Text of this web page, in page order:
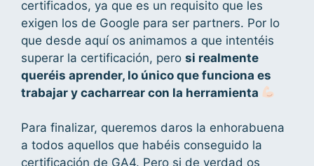
certificados, ya que es un requisito que les
exigen los de Google para ser partners. Por lo
que desde aquí os animamos a que intentéis
superar la certificación, pero si realmente
queréis aprender, lo único que funciona es
trabajar y cacharrear con la herramienta
Para finalizar, queremos daros la enhorabuena
a todos aquellos que habéis conseguido la
certificación de GA4. Pero si de verdad os